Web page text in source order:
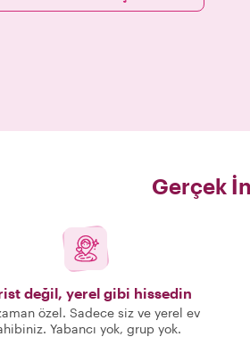
Gerçek
değil, yerel gibi hissedin
özel. Sadece siz ve yerel ev
Yabancı yok, grup yok.